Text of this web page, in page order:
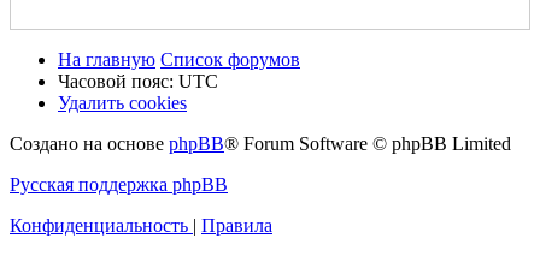
На главную Список форумов
Часовой пояс: UTC
Удалить cookies
Создано на основе phpBB® Forum Software © phpBB Limited
Русская поддержка phpBB
Конфиденциальность | Правила